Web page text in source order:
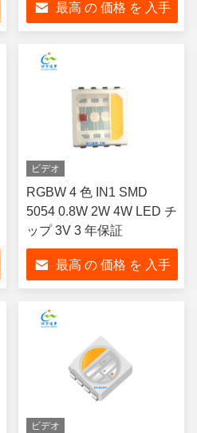
最高 の 価格 を 入手
ビデオ
RGBW 4 色 IN1 SMD
5054 0.8W 2W 4W LED チ
ップ 3V 3 年保証
最高 の 価格 を 入手
ビデオ